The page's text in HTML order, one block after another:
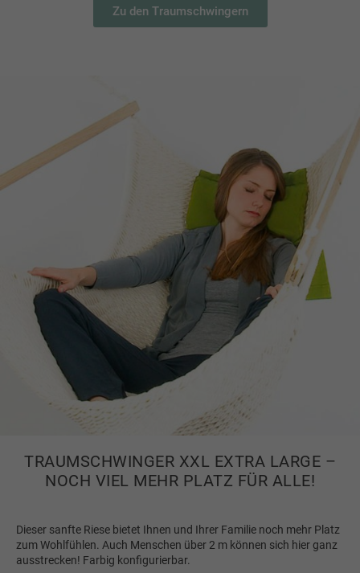
Zu den Traumschwingern
TRAUMSCHWINGER XXL EXTRA LARGE –
NOCH VIEL MEHR PLATZ FÜR ALLE!
Dieser sanfte Riese bietet Ihnen und Ihrer Familie noch mehr Platz
zum Wohlfühlen. Auch Menschen über 2 m können sich hier ganz
ausstrecken! Farbig konfigurierbar.